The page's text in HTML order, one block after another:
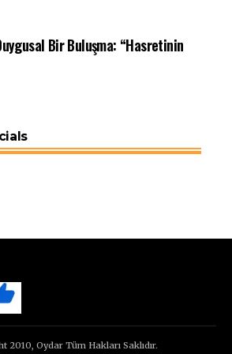
Bir Buluşma: “Hasretinin
2010, Oydar Tüm Hakları Saklıdır.